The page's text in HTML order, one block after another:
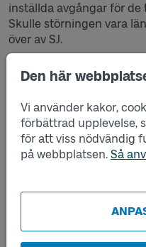
Den här
Vi använder kakor,
förbättrad upplevelse,
för att viss nödvändig
på webbplatsen. Så
inställda avgångar för
Skulle störningen vara
över av SJ.
Hur går arbetet
– Vi får mejl eller
avgångar blir inställda.
kundräkningssystemet
hur många bussar som
Om de inte har
sökområdet. Vi har
spårvagn i hela Västra